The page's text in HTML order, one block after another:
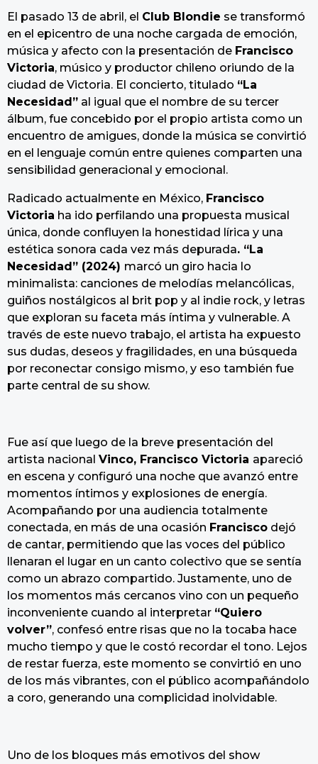
El pasado 13 de abril, el Club Blondie se transformó
en el epicentro de una noche cargada de emoción,
música y afecto con la presentación de Francisco
Victoria, músico y productor chileno oriundo de la
ciudad de Victoria. El concierto, titulado “La
Necesidad” al igual que el nombre de su tercer
álbum, fue concebido por el propio artista como un
encuentro de amigues, donde la música se convirtió
en el lenguaje común entre quienes comparten una
sensibilidad generacional y emocional.
Radicado actualmente en México, Francisco
Victoria ha ido perfilando una propuesta musical
única, donde confluyen la honestidad lírica y una
estética sonora cada vez más depurada. “La
Necesidad” (2024) marcó un giro hacia lo
minimalista: canciones de melodías melancólicas,
guiños nostálgicos al brit pop y al indie rock, y letras
que exploran su faceta más íntima y vulnerable. A
través de este nuevo trabajo, el artista ha expuesto
sus dudas, deseos y fragilidades, en una búsqueda
por reconectar consigo mismo, y eso también fue
parte central de su show.
Fue así que luego de la breve presentación del
artista nacional Vinco, Francisco Victoria apareció
en escena y configuró una noche que avanzó entre
momentos íntimos y explosiones de energía.
Acompañando por una audiencia totalmente
conectada, en más de una ocasión Francisco dejó
de cantar, permitiendo que las voces del público
llenaran el lugar en un canto colectivo que se sentía
como un abrazo compartido. Justamente, uno de
los momentos más cercanos vino con un pequeño
inconveniente cuando al interpretar “Quiero
volver”, confesó entre risas que no la tocaba hace
mucho tiempo y que le costó recordar el tono. Lejos
de restar fuerza, este momento se convirtió en uno
de los más vibrantes, con el público acompañándolo
a coro, generando una complicidad inolvidable.
Uno de los bloques más emotivos del show